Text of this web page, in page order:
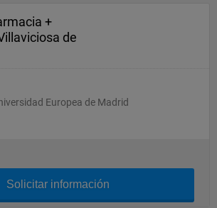
+
de
Europea de Madrid
Solicitar información